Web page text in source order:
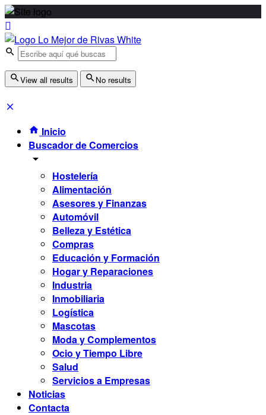
View all results No results
Inicio
Buscador de Comercios
Hostelería
Alimentación
Asesores y Finanzas
Automóvil
Belleza y Estética
Compras
Educación y Formación
Hogar y Reparaciones
Industria
Inmobiliaria
Logística
Mascotas
Moda y Complementos
Ocio y Tiempo Libre
Salud
Servicios a Empresas
Noticias
Contacta